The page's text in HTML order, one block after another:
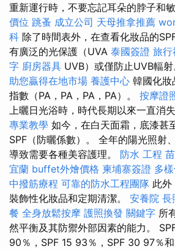
重新運行時，不要忘記耳朵的脖子和
價位 跳蚤 成立公司 天母推拿推薦
科 除了時間表外，在查看化妝品的
有廣泛的光保護（UVA 泰國簽證 旅行
字 廚房器具 UVB）或僅防止UVB輻射
助您贏得在地市場 養護中心 韓國化妝
指數（PA，PA，PA，PA）。 按摩證
上曬日光浴時，時代長期以來一直消
專業教學 如今，在白天面霜，底漆甚
SPF（防曬係數）。 全年的陽光照射
導致需要各種美容護理。 防水 工程
宜蘭 buffet外燴價格 柬埔寨簽證 多
中撥筋療程 可靠的防水工程團隊 此外
裝飾性化妝品和定期清潔。 安養院 長
餐 全身放鬆按摩 護照換發 關鍵字 所
然平衡及其防禦外部因素的能力。
90％，SPF 15 93％，SPF 30 97％